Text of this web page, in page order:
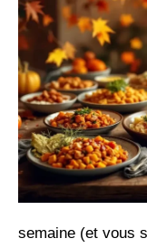
semaine (et vous